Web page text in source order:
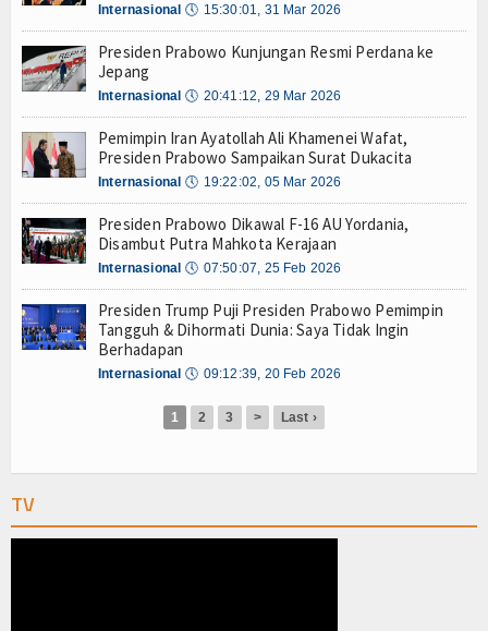
Maritim
News
Olahraga
Perhubungan
Religi
Opini
Sorot
Gubernur Pramono Luncurkan Call Centre
Ekspedisi Rupiah Berdaulat, KRI Terapang-648
TNI AL Ajak Warga Makassar Seru-seruan
Bawa 1,3 Ton Narkoba, Kapal Berbendera
Wuiih.. Lele Bandung Mendunia, Tembus Pasar
Pembangunan Kapal Selam Scorpene Evolved
KRI Terapang-648 Tiba di Pulau Sapudi, Edukasi
Kapal Siluman KRI Golok-688 Bikin Heboh
Internasional 🕔 15:30:01, 31 Mar 2026
Presiden Prabowo Kunjungan Resmi Perdana ke
Jepang
Internasional 🕔 20:41:12, 29 Mar 2026
Pemimpin Iran Ayatollah Ali Khamenei Wafat,
Presiden Prabowo Sampaikan Surat Dukacita
Internasional 🕔 19:22:02, 05 Mar 2026
Presiden Prabowo Dikawal F-16 AU Yordania,
Disambut Putra Mahkota Kerajaan
Internasional 🕔 07:50:07, 25 Feb 2026
Presiden Trump Puji Presiden Prabowo Pemimpin
Tangguh & Dihormati Dunia: Saya Tidak Ingin
Berhadapan
Internasional 🕔 09:12:39, 20 Feb 2026
1 2 3 > Last ›
TV